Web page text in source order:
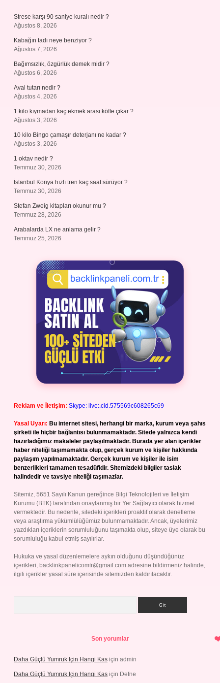
Strese karşı 90 saniye kuralı nedir ?
Ağustos 8, 2026
Kabağın tadı neye benziyor ?
Ağustos 7, 2026
Bağımsızlık, özgürlük demek midir ?
Ağustos 6, 2026
Aval tutarı nedir ?
Ağustos 4, 2026
1 kilo kıymadan kaç ekmek arası köfte çıkar ?
Ağustos 3, 2026
10 kilo Bingo çamaşır deterjanı ne kadar ?
Ağustos 3, 2026
1 oktav nedir ?
Temmuz 30, 2026
İstanbul Konya hızlı tren kaç saat sürüyor ?
Temmuz 30, 2026
Stefan Zweig kitapları okunur mu ?
Temmuz 28, 2026
Arabalarda LX ne anlama gelir ?
Temmuz 25, 2026
Reklam ve İletişim: Skype: live:.cid.575569c608265c69
Yasal Uyarı: Bu internet sitesi, herhangi bir marka, kurum veya şahıs
şirketi ile hiçbir bağlantısı bulunmamaktadır. Sitede yalnızca kendi
hazırladığımız makaleler paylaşılmaktadır. Burada yer alan içerikler
haber niteliği taşımamakta olup, gerçek kurum ve kişiler hakkında
paylaşım yapılmamaktadır. Gerçek kurum ve kişiler ile isim
benzerlikleri tamamen tesadüfidir. Sitemizdeki bilgiler taslak
halindedir ve tavsiye niteliği taşımazlar.
Sitemiz, 5651 Sayılı Kanun gereğince Bilgi Teknolojileri ve İletişim
Kurumu (BTK) tarafından onaylanmış bir Yer Sağlayıcı olarak hizmet
vermektedir. Bu nedenle, sitedeki içerikleri proaktif olarak denetleme
veya araştırma yükümlülüğümüz bulunmamaktadır. Ancak, üyelerimiz
yazdıkları içeriklerin sorumluluğunu taşımakta olup, siteye üye olarak bu
sorumluluğu kabul etmiş sayılırlar.
Hukuka ve yasal düzenlemelere aykırı olduğunu düşündüğünüz
içerikleri, backlinkpanelicomtr@gmail.com adresine bildirmeniz halinde,
ilgili içerikler yasal süre içerisinde sitemizden kaldırılacaktır.
Son yorumlar
Daha Güçlü Yumruk Için Hangi Kas için admin
Daha Güçlü Yumruk Için Hangi Kas için Defne